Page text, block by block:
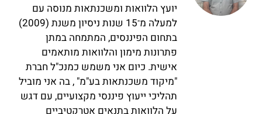
יועץ הלוואות ומשכנתאות מנוסה עם
למעלה מ־15 שנות ניסיון משנת (2009)
בתחום הפיננסים, המתמחה במתן
פתרונות מימון והלוואות מותאמים
אישית. כיום אני משמש כמנכ"ל חברת
"מיקוד משכנתאות בע"מ" , בה אני מוביל
תהליכי ייעוץ פיננסי מקצועיים, עם דגש
על הלוואות בתנאים אטרקטיביים